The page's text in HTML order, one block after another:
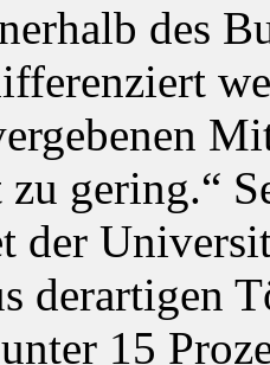
des
gering.“
der
derartigen
15